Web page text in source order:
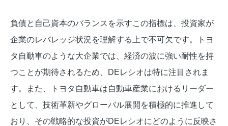
負債と自己資本のバランスを示すこの指標は、投資家が
企業のレバレッジ状況を理解する上で不可欠です。トヨ
タ自動車のような大企業では、経済の波に強い耐性を持
つことが期待されるため、DEレシオは特に注目されま
す。また、トヨタ自動車は自動車産業におけるリーダー
として、技術革新やグローバル展開を積極的に推進して
おり、その戦略的な投資がDEレシオにどのように反映さ